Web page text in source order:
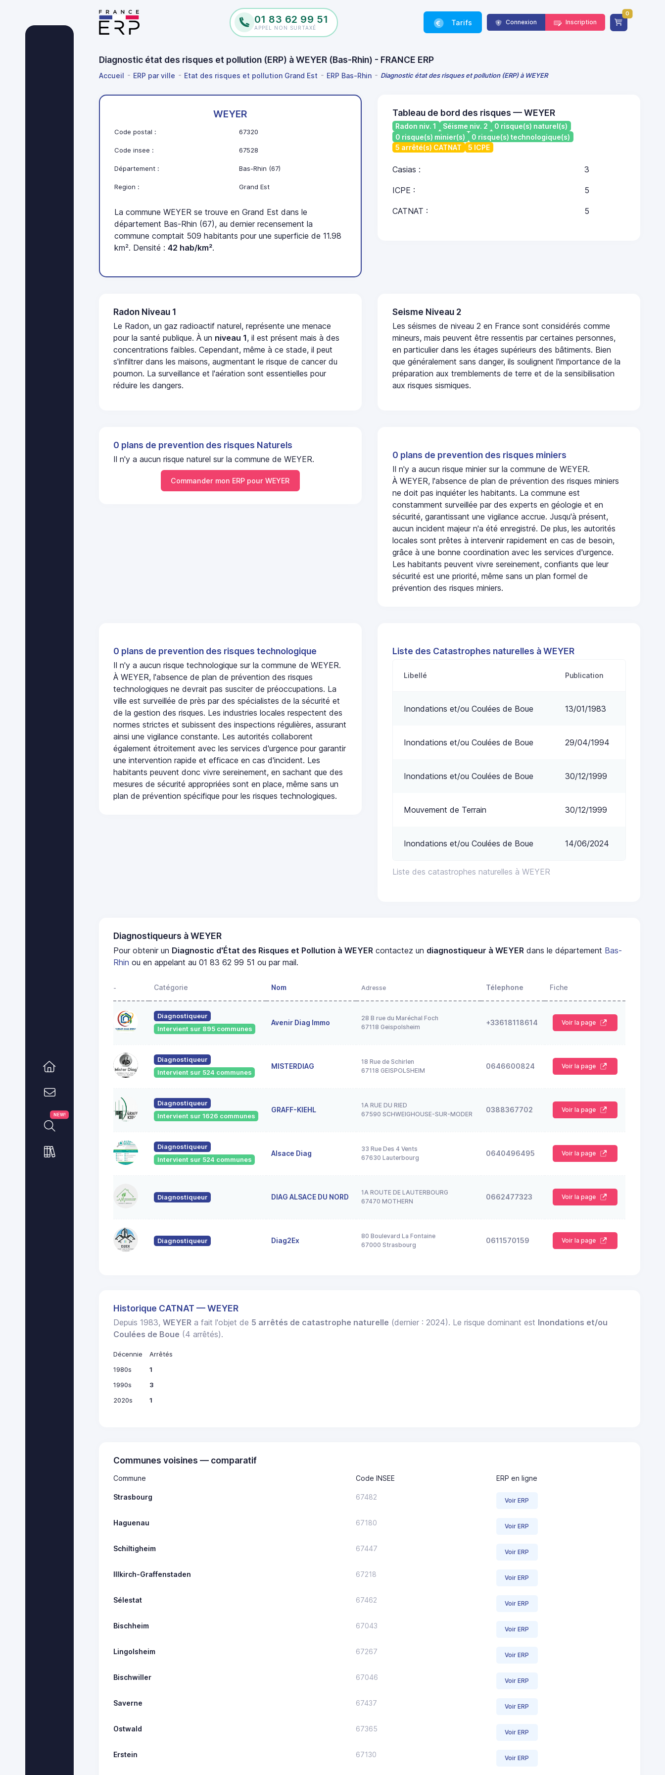
01 83 62 99 51
APPEL NON SURTAXÉ
Tarifs Connexion Inscription
0
Diagnostic état des risques et pollution (ERP) à WEYER (Bas-Rhin) - FRANCE ERP
Accueil ERP par ville Etat des risques et pollution Grand Est ERP Bas-Rhin Diagnostic état des risques et pollution (ERP) à WEYER
NEW!
WEYER
Code postal : 67320
Code insee : 67528
Département : Bas-Rhin (67)
Region : Grand Est
La commune WEYER se trouve en Grand Est dans le
département Bas-Rhin (67), au dernier recensement la
commune comptait 509 habitants pour une superficie de 11.98
km². Densité :42 hab/km².
Tableau de bord des risques — WEYER
Radon niv. 1 Séisme niv. 2
0 risque(s) naturel(s)
0 risque(s) minier(s)
0 risque(s) technologique(s)
5 arrêté(s) CATNAT
5 ICPE
Casias : 3
ICPE : 5
CATNAT : 5
Radon Niveau 1
Le Radon, un gaz radioactif naturel, représente une menace
pour la santé publique. À un niveau 1, il est présent mais à des
concentrations faibles. Cependant, même à ce stade, il peut
s'infiltrer dans les maisons, augmentant le risque de cancer du
poumon. La surveillance et l'aération sont essentielles pour
réduire les dangers.
Seisme Niveau 2
Les séismes de niveau 2 en France sont considérés comme
mineurs, mais peuvent être ressentis par certaines personnes,
en particulier dans les étages supérieurs des bâtiments. Bien
que généralement sans danger, ils soulignent l'importance de la
préparation aux tremblements de terre et de la sensibilisation
aux risques sismiques.
0 plans de prevention des risques Naturels
Il n'y a aucun risque naturel sur la commune de WEYER.
Commander mon ERP pour WEYER
0 plans de prevention des risques miniers
Il n'y a aucun risque minier sur la commune de WEYER.
À WEYER, l'absence de plan de prévention des risques miniers
ne doit pas inquiéter les habitants. La commune est
constamment surveillée par des experts en géologie et en
sécurité, garantissant une vigilance accrue. Jusqu'à présent,
aucun incident majeur n'a été enregistré. De plus, les autorités
locales sont prêtes à intervenir rapidement en cas de besoin,
grâce à une bonne coordination avec les services d'urgence.
Les habitants peuvent vivre sereinement, confiants que leur
sécurité est une priorité, même sans un plan formel de
prévention des risques miniers.
0 plans de prevention des risques technologique
Il n'y a aucun risque technologique sur la commune de WEYER.
À WEYER, l'absence de plan de prévention des risques
technologiques ne devrait pas susciter de préoccupations. La
ville est surveillée de près par des spécialistes de la sécurité et
de la gestion des risques. Les industries locales respectent des
normes strictes et subissent des inspections régulières, assurant
ainsi une vigilance constante. Les autorités collaborent
également étroitement avec les services d'urgence pour garantir
une intervention rapide et efficace en cas d'incident. Les
habitants peuvent donc vivre sereinement, en sachant que des
mesures de sécurité appropriées sont en place, même sans un
plan de prévention spécifique pour les risques technologiques.
Liste des Catastrophes naturelles à WEYER
Liste des catastrophes naturelles à WEYER
Libellé Publication
Inondations et/ou Coulées de Boue 13/01/1983
Inondations et/ou Coulées de Boue 29/04/1994
Inondations et/ou Coulées de Boue 30/12/1999
Mouvement de Terrain 30/12/1999
Inondations et/ou Coulées de Boue 14/06/2024
Diagnostiqueurs à WEYER
Pour obtenir un Diagnostic d'État des Risques et Pollution à WEYER contactez un diagnostiqueur à WEYER dans le département Bas-
Rhin ou en appelant au 01 83 62 99 51 ou par mail.
- Catégorie Nom Adresse Télephone Fiche
Diagnostiqueur
Intervient sur 895 communes
Avenir Diag Immo
28 B rue du Maréchal Foch
67118 Geispolsheim
+33618118614 Voir la page
Diagnostiqueur
Intervient sur 524 communes
MISTERDIAG
18 Rue de Schirlen
67118 GEISPOLSHEIM
0646600824 Voir la page
Diagnostiqueur
Intervient sur 1626 communes
GRAFF-KIEHL
1A RUE DU RIED
67590 SCHWEIGHOUSE-SUR-MODER
0388367702 Voir la page
Diagnostiqueur
Intervient sur 524 communes
Alsace Diag
33 Rue Des 4 Vents
67630 Lauterbourg
0640496495 Voir la page
Diagnostiqueur DIAG ALSACE DU NORD
1A ROUTE DE LAUTERBOURG
67470 MOTHERN
0662477323 Voir la page
Diagnostiqueur Diag2Ex
80 Boulevard La Fontaine
67000 Strasbourg
0611570159 Voir la page
Historique CATNAT — WEYER
Depuis 1983,WEYER a fait l'objet de 5 arrêtés de catastrophe naturelle (dernier : 2024). Le risque dominant est Inondations et/ou
Coulées de Boue (4 arrêtés).
Décennie
Arrêtés
1980s
1
1990s
3
2020s
1
Communes voisines — comparatif
Commune Code INSEE ERP en ligne
Strasbourg 67482 Voir ERP
Haguenau 67180 Voir ERP
Schiltigheim 67447 Voir ERP
Illkirch-Graffenstaden 67218 Voir ERP
Sélestat 67462 Voir ERP
Bischheim 67043 Voir ERP
Lingolsheim 67267 Voir ERP
Bischwiller 67046 Voir ERP
Saverne 67437 Voir ERP
Ostwald 67365 Voir ERP
Erstein 67130 Voir ERP